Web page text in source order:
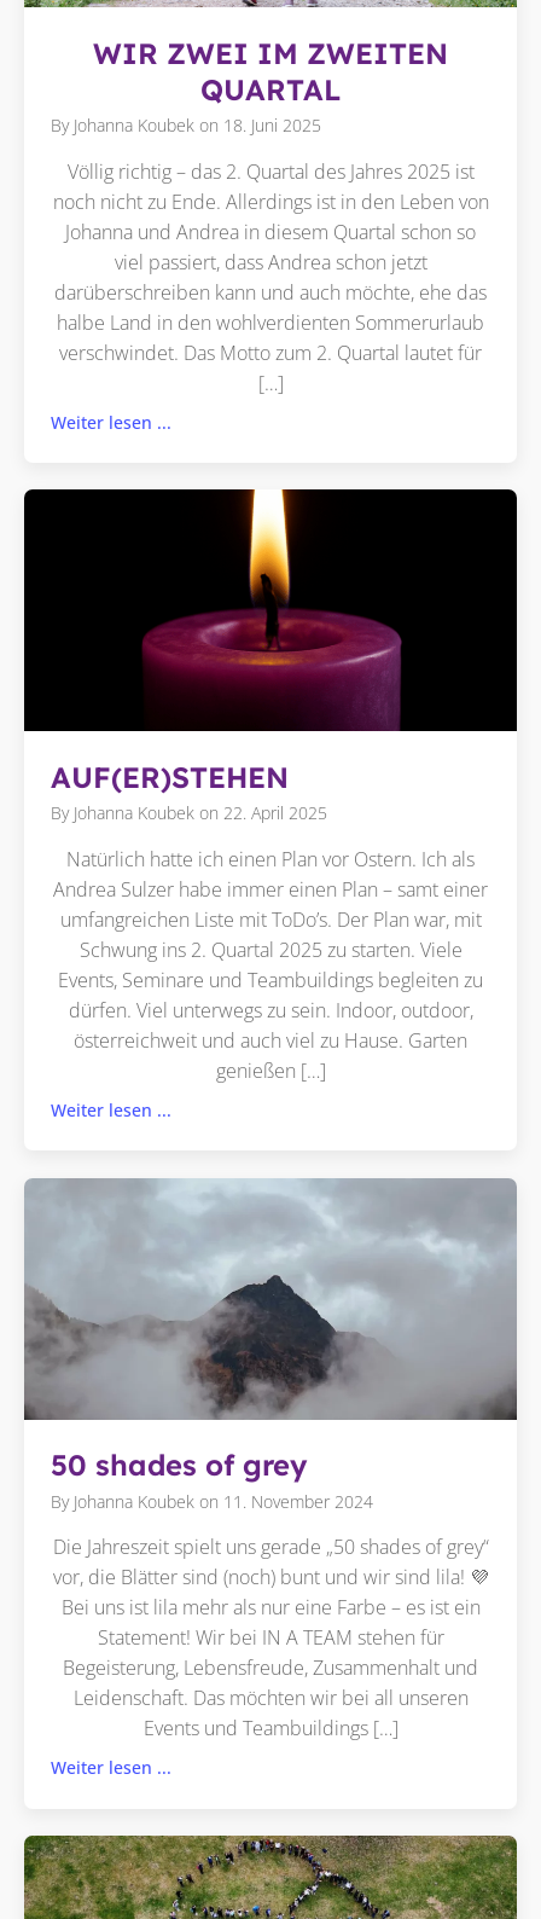
WIR ZWEI IM ZWEITEN
QUARTAL
By Johanna Koubek on 18. Juni 2025
Völlig richtig – das 2. Quartal des Jahres 2025 ist
noch nicht zu Ende. Allerdings ist in den Leben von
Johanna und Andrea in diesem Quartal schon so
viel passiert, dass Andrea schon jetzt
darüberschreiben kann und auch möchte, ehe das
halbe Land in den wohlverdienten Sommerurlaub
verschwindet. Das Motto zum 2. Quartal lautet für
[…]
Weiter lesen ...
AUF(ER)STEHEN
By Johanna Koubek on22. April 2025
Natürlich hatte ich einen Plan vor Ostern. Ich als
Andrea Sulzer habe immer einen Plan – samt einer
umfangreichen Liste mit ToDo’s. Der Plan war, mit
Schwung ins 2. Quartal 2025 zu starten. Viele
Events, Seminare und Teambuildings begleiten zu
dürfen. Viel unterwegs zu sein. Indoor, outdoor,
österreichweit und auch viel zu Hause. Garten
genießen […]
Weiter lesen ...
50 shades of grey
By Johanna Koubek on 11. November 2024
Die Jahreszeit spielt uns gerade „50 shades of grey“
vor, die Blätter sind (noch) bunt und wir sind lila! 💜
Bei uns ist lila mehr als nur eine Farbe – es ist ein
Statement! Wir bei IN A TEAM stehen für
Begeisterung, Lebensfreude, Zusammenhalt und
Leidenschaft. Das möchten wir bei all unseren
Events und Teambuildings […]
Weiter lesen ...